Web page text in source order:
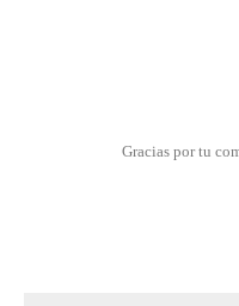
Gracias por tu